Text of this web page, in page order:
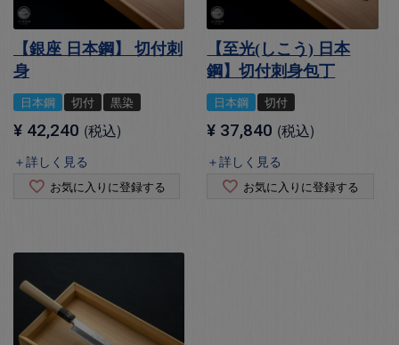
【銀座 日本鋼】 切付刺
身
日本鋼 切付 黒染
¥ 42,240 税込
＋詳しく見る
お気に入りに登録する
【至光(しこう) 日本
鋼】切付刺身包丁
日本鋼 切付
¥ 37,840 税込
＋詳しく見る
お気に入りに登録する